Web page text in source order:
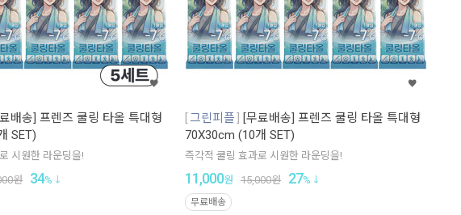
배송] 프렌즈 쿨링 타올 특대형
SET)
시원한 라운딩을!
원 34%
그린피플
[무료배송] 프렌즈 쿨링 타올 특대형
70X30cm (10개 SET)
즉각적 쿨링 효과로 시원한 라운딩을!
11,000원 15,000원 27%
무료배송